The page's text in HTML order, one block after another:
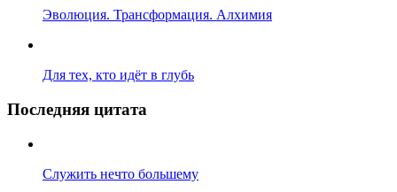
Эволюция. Трансформация. Алхимия
Для тех, кто идёт в глубь
Последняя цитата
Служить нечто большему